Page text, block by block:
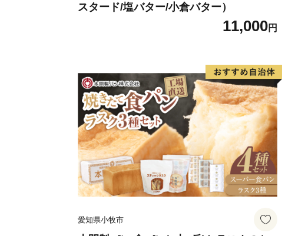
スタード/塩バター/小倉バター）
11,000円
愛知県小牧市